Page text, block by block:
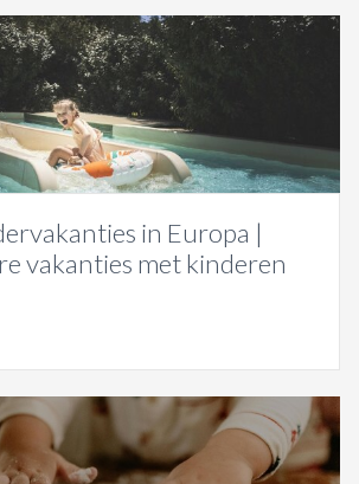
in Europa |
vakanties met kinderen